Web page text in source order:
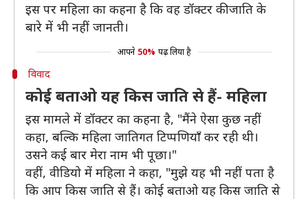
इस पर महिला का कहना है कि वह डॉक्टर की जाति के
बारे में भी नहीं जानती।
आपने 50% पढ़ लिया है
विवाद
कोई बताओ यह किस जाति से हैं- महिला
इस मामले में डॉक्टर का कहना है, "मैंने ऐसा कुछ नहीं
कहा, बल्कि महिला जातिगत टिप्पणियाँ कर रही थी।
उसने कई बार मेरा नाम भी पूछा।"
वहीं, वीडियो में महिला ने कहा, "मुझे यह भी नहीं पता है
कि आप किस जाति से हैं। कोई बताओ यह किस जाति से